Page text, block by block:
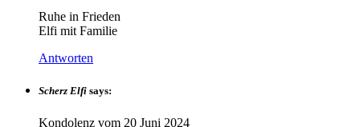
Ruhe in Frieden
Elfi mit Familie
Antworten
Scherz Elfi says:
Kondolenz vom 20 Juni 2024